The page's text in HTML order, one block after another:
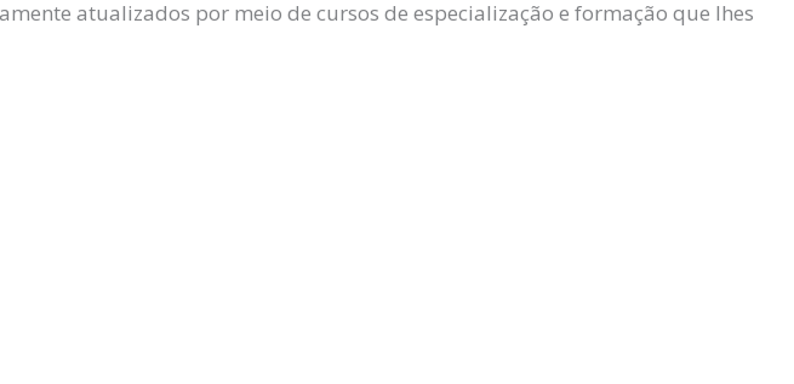
atualizados por meio de cursos de especialização e formação que lhes